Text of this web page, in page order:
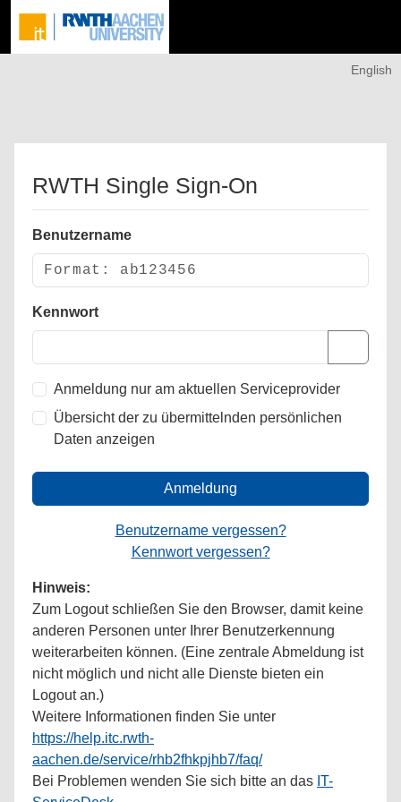
English
RWTH Single Sign-On
Benutzername
Kennwort
Anmeldung nur am aktuellen Serviceprovider
Übersicht der zu übermittelnden persönlichen
Daten anzeigen
Anmeldung
Benutzername vergessen?
Kennwort vergessen?
Hinweis:
Zum Logout schließen Sie den Browser, damit keine
anderen Personen unter Ihrer Benutzerkennung
weiterarbeiten können. (Eine zentrale Abmeldung ist
nicht möglich und nicht alle Dienste bieten ein
Logout an.)
Weitere Informationen finden Sie unter
https://help.itc.rwth-
aachen.de/service/rhb2fhkpjhb7/faq/
Bei Problemen wenden Sie sich bitte an das IT-